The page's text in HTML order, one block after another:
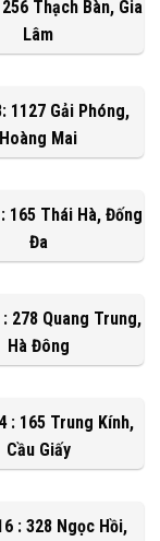
Thạch Bàn, Gia
Lâm
1127 Gải Phóng,
Hoàng Mai
165 Thái Hà, Đống
Đa
278 Quang Trung,
Hà Đông
: 165 Trung Kính,
Cầu Giấy
: 328 Ngọc Hồi,